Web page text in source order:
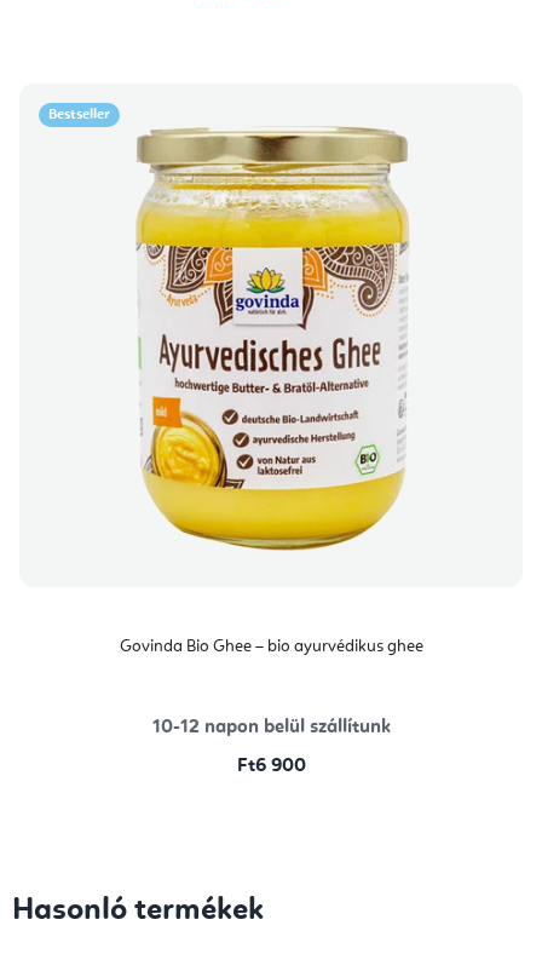
Bestseller
Govinda Bio Ghee – bio ayurvédikus ghee
10-12 napon belül szállítunk
Ft6 900
Hasonló termékek